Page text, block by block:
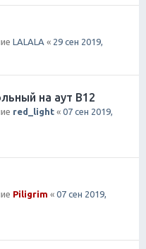
LALALA « 29 сен 2019,
на аут B12
red_light « 07 сен 2019,
Piligrim « 07 сен 2019,